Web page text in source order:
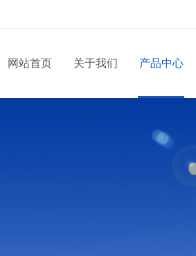
网站首页 关于我们 产品中心